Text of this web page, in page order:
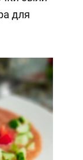
для